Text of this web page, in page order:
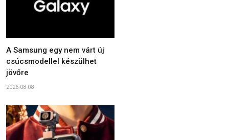
A Samsung egy nem várt új
csúcsmodellel készülhet
jövőre
2026-08-08